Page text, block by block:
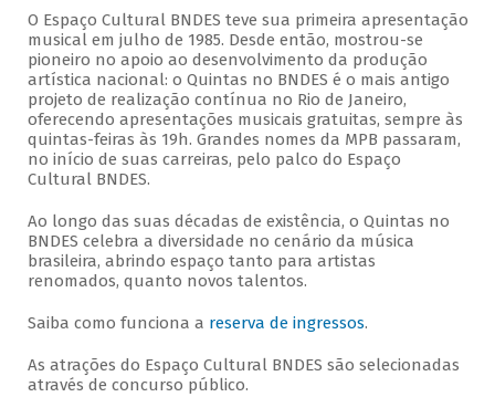
O Espaço Cultural BNDES teve sua primeira apresentação
musical em julho de 1985. Desde então, mostrou-se
pioneiro no apoio ao desenvolvimento da produção
artística nacional: o Quintas no BNDES é o mais antigo
projeto de realização contínua no Rio de Janeiro,
oferecendo apresentações musicais gratuitas, sempre às
quintas-feiras às 19h. Grandes nomes da MPB passaram,
no início de suas carreiras, pelo palco do Espaço
Cultural BNDES.
Ao longo das suas décadas de existência, o Quintas no
BNDES celebra a diversidade no cenário da música
brasileira, abrindo espaço tanto para artistas
renomados, quanto novos talentos.
Saiba como funciona a reserva de ingressos.
As atrações do Espaço Cultural BNDES são selecionadas
através de concurso público.